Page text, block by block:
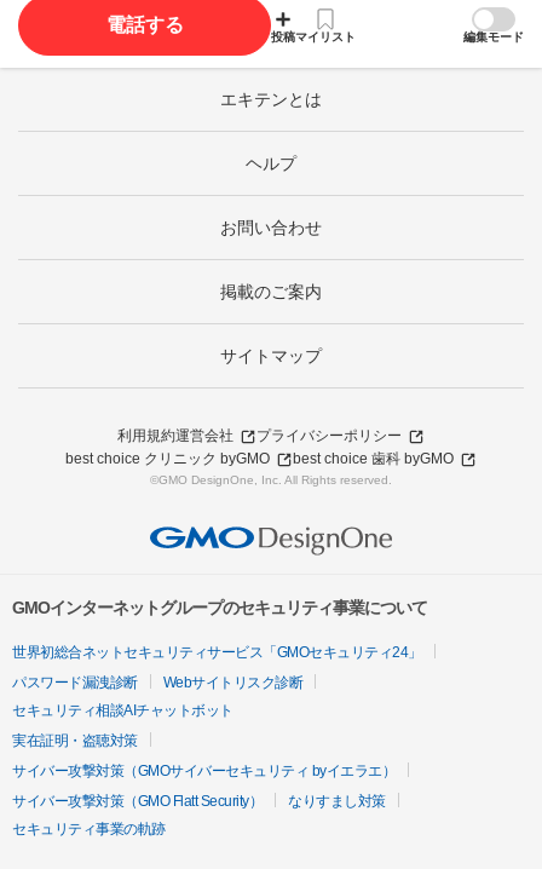
電話する
投稿マイリスト 編集モード
エキテンとは
ヘルプ
お問い合わせ
掲載のご案内
サイトマップ
利用規約運営会社
プライバシーポリシー
best choice クリニック byGMO
best choice 歯科 byGMO
©GMO DesignOne, Inc. All Rights reserved.
GMOインターネットグループのセキュリティ事業について
世界初総合ネットセキュリティサービス「GMOセキュリティ24」
パスワード漏洩診断
Webサイトリスク診断
セキュリティ相談AIチャットボット
実在証明・盗聴対策
サイバー攻撃対策（GMOサイバーセキュリティ byイエラエ）
サイバー攻撃対策（GMO Flatt Security）
なりすまし対策
セキュリティ事業の軌跡